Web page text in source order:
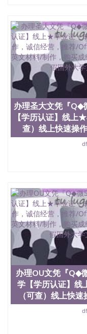
University）圣何
University）圣何
University）圣何
University）圣何
University）圣何
University）圣何
University）圣何
University）圣何
University）圣何
University）圣何
University）圣何
University）圣何
University）圣何
University）圣何
University）圣何
University）圣何
Jose State
（San Jose State
文凭学位qq微信
学学历 绩单购买
买澳洲大学毕业证
业找人做文凭学位
昆士兰大学学历
士做文凭/购买澳
理PITT文凭『Q◆
历认证】线上★毕
查）线上快速操作
明、雅思托福成
绩单，购买假文
文凭University of
办理圣大文凭『
【学历认证】线上
查）线上快速操
办理OU文凭『Q◆
学【学历认证】线
（可查）线上快